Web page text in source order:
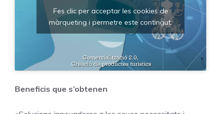
Fes clic per acceptar les cookies de
màrqueting i permetre este contingut.
Beneficis que s’obtenen